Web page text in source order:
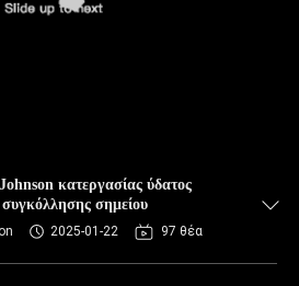
κατεργασίας ύδατος
σημείου
2025-01-22 97 θέα